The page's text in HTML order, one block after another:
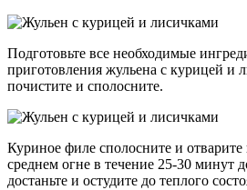
Подготовьте все необходимые
приготовления жульена с курицей и
почистите и сполосните.
Куриное филе сполосните и отварите
среднем огне в течение 25-30 минут
достаньте и остудите до теплого